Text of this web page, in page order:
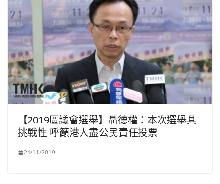
【2019區議會選舉】聶德權：本次選舉具
挑戰性 呼籲港人盡公民責任投票
24/11/2019